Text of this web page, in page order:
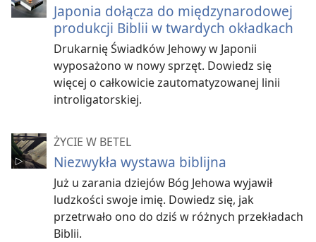
Japonia dołącza do międzynarodowej
produkcji Biblii w twardych okładkach
Drukarnię Świadków Jehowy w Japonii
wyposażono w nowy sprzęt. Dowiedz się
więcej o całkowicie zautomatyzowanej linii
introligatorskiej.
ŻYCIE W BETEL
Niezwykła wystawa biblijna
Już u zarania dziejów Bóg Jehowa wyjawił
ludzkości swoje imię. Dowiedz się, jak
przetrwało ono do dziś w różnych przekładach
Biblii.